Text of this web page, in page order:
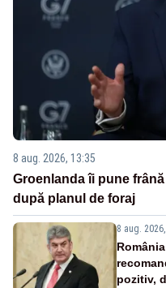
8 aug. 2026, 13:35
Groenlanda îi pune
după planul de foraj
8 aug.
pozitiv,